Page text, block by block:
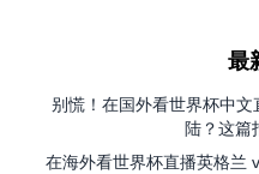
最
别慌！在国外看世界杯中
陆？这篇
在海外看世界杯直播英格兰